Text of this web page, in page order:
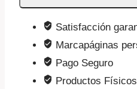
Autista
(regalo)
cantidad
Satisfacción
Marcapáginas
Pago Seguro
Productos